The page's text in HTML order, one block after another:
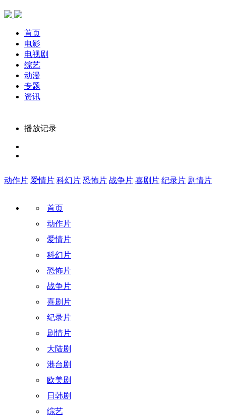
首页
电影
电视剧
综艺
动漫
专题
资讯
播放记录
动作片 爱情片 科幻片 恐怖片 战争片 喜剧片 纪录片 剧情片
首页
动作片
爱情片
科幻片
恐怖片
战争片
喜剧片
纪录片
剧情片
大陆剧
港台剧
欧美剧
日韩剧
综艺